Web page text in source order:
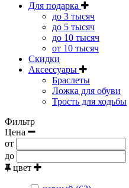
Для подарка
до 3 тысяч
до 5 тысяч
до 10 тысяч
от 10 тысяч
Скидки
Аксессуары
Браслеты
Ложка для обуви
Трость для ходьбы
Фильтр
Цена
от
до
цвет